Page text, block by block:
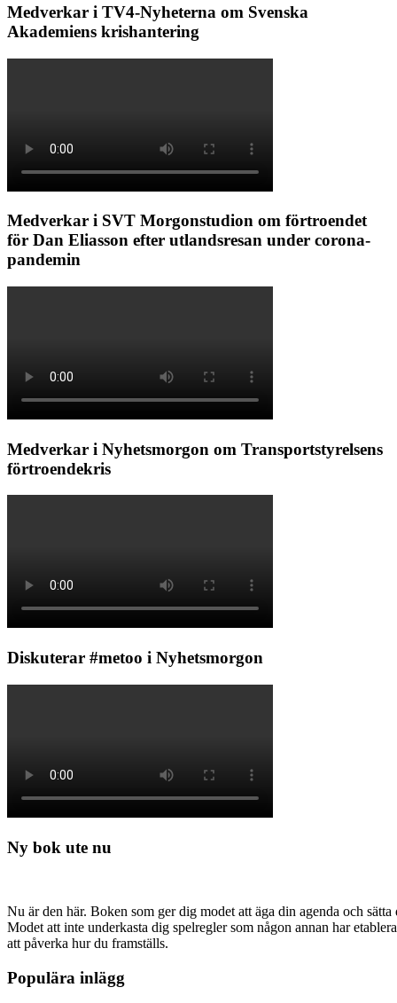
Medverkar i TV4-Nyheterna om Svenska
Akademiens krishantering
Medverkar i SVT Morgonstudion om förtroendet
för Dan Eliasson efter utlandsresan under corona-
pandemin
Medverkar i Nyhetsmorgon om Transportstyrelsens
förtroendekris
Diskuterar #metoo i Nyhetsmorgon
Ny bok ute nu
Nu är den här. Boken som ger dig modet att äga din agenda och
Modet att inte underkasta dig spelregler som någon annan har
att påverka hur du framställs.
Populära inlägg